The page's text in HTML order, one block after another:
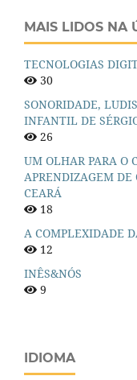
MAIS LIDOS NA
TECNOLOGIAS
30
SONORIDADE,
INFANTIL DE
26
UM OLHAR PARA O
APRENDIZAGEM DE
CEARÁ
18
A COMPLEXIDADE
12
INÊS&NÓS
9
IDIOMA